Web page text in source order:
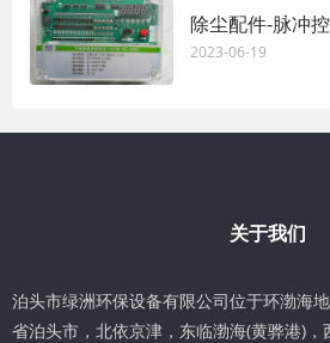
除尘配件-脉冲
2023-06-19
关于我们
泊头市绿洲环保设备有限公司位于环渤海
省泊头市，北依京津，东临渤海(黄骅港)